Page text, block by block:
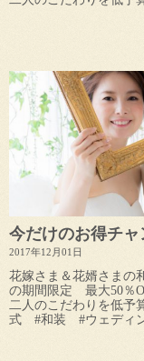
今だけのお得チ
2017年12月01日
花嫁さま＆花婿さまの
の期間限定 最大50％
二人のこだわりを低
式 #和装 #ウェディン